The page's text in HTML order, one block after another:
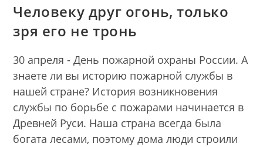
Человеку друг огонь, только
зря его не тронь
30 апреля - День пожарной охраны России. А
знаете ли вы историю пожарной службы в
нашей стране? История возникновения
службы по борьбе с пожарами начинается в
Древней Руси. Наша страна всегда была
богата лесами, поэтому дома люди строили